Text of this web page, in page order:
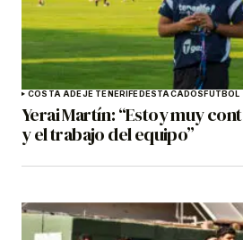
COSTA ADEJE TENERIFEDESTACADOSFÚTBOL
Yerai Martín: “Estoy muy
y el trabajo del equipo”